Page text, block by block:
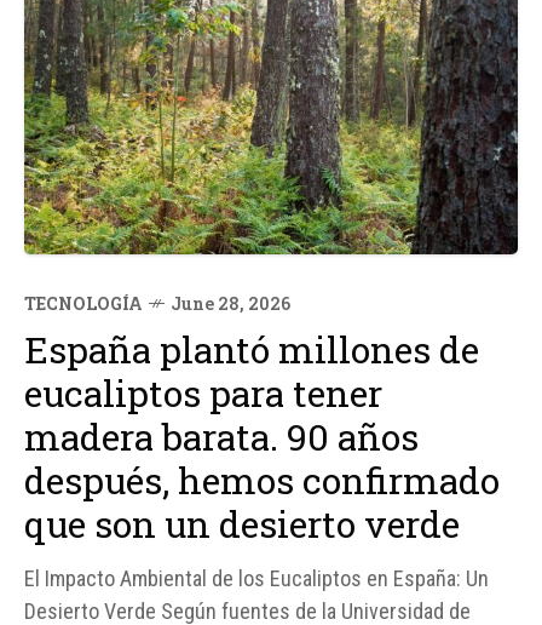
TECNOLOGÍA June 28, 2026
España plantó millones de
eucaliptos para tener
madera barata. 90 años
después, hemos confirmado
que son un desierto verde
El Impacto Ambiental de los Eucaliptos en España: Un
Desierto Verde Según fuentes de la Universidad de